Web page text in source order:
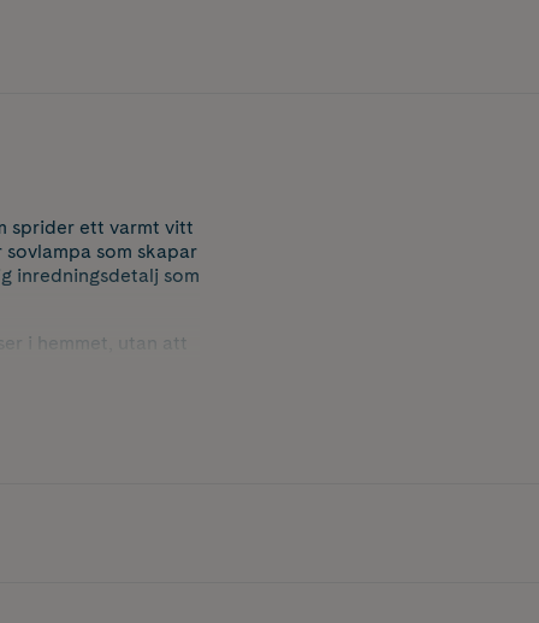
sprider ett varmt vitt
som skapar
inredningsdetalj som
i hemmet, utan att